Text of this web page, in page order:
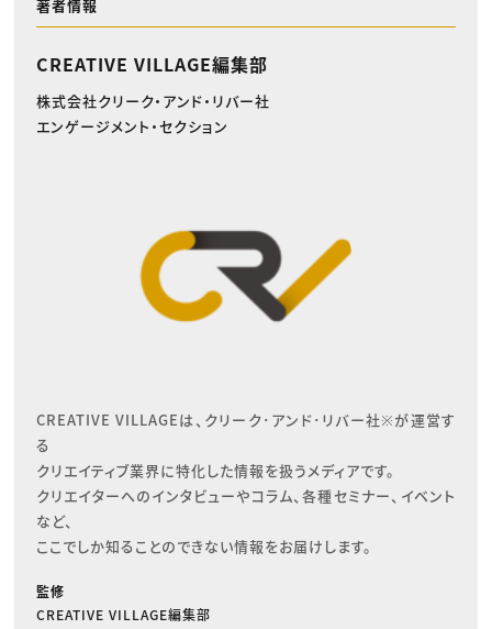
著者情報
CREATIVE VILLAGE編集部
株式会社クリーク・アンド・リバー社
エンゲージメント・セクション
CREATIVE VILLAGEは、クリーク･アンド･リバー社※が運営す
る
クリエイティブ業界に特化した情報を扱うメディアです。
クリエイターへのインタビューやコラム、各種セミナー、イベント
など、
ここでしか知ることのできない情報をお届けします。
監修
CREATIVE VILLAGE編集部